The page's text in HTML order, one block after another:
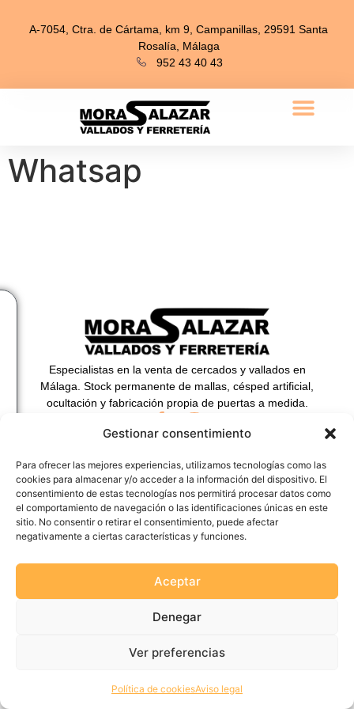
Gestionar consentimiento
Para ofrecer las mejores experiencias, utilizamos tecnologías como las
cookies para almacenar y/o acceder a la información del dispositivo. El
consentimiento de estas tecnologías nos permitirá procesar datos como
el comportamiento de navegación o las identificaciones únicas en este
sitio. No consentir o retirar el consentimiento, puede afectar
negativamente a ciertas características y funciones.
Aceptar
Denegar
Ver preferencias
Política de cookiesAviso legal
A-7054, Ctra. de Cártama, km 9, Campanillas, 29591 Santa
Rosalía, Málaga
952 43 40 43
Whatsap
Especialistas en la venta de cercados y vallados en
Málaga. Stock permanente de mallas, césped artificial,
ocultación y fabricación propia de puertas a medida.
Mora Salazar © 2026 - Diseñado por